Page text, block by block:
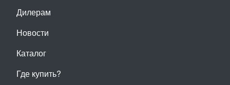
Дилерам
Новости
Каталог
Где купить?